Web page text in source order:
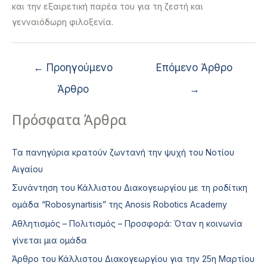
και την εξαιρετική παρέα του για τη ζεστή και
γενναιόδωρη φιλοξενία.
← Προηγούμενο
Άρθρο
Επόμενο Άρθρο
→
Πρόσφατα Άρθρα
Τα πανηγύρια κρατούν ζωντανή την ψυχή του Νοτίου
Αιγαίου
Συνάντηση του Κάλλιστου Διακογεωργίου με τη ροδίτικη
ομάδα “Robosynartisis” της Anosis Robotics Academy
Αθλητισμός – Πολιτισμός – Προσφορά: Όταν η κοινωνία
γίνεται μια ομάδα
Άρθρο του Κάλλιστου Διακογεωργίου για την 25η Μαρτίου